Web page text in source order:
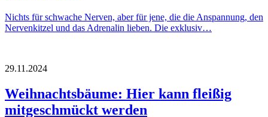
Nichts für schwache Nerven, aber für jene, die die Anspannung, den
Nervenkitzel und das Adrenalin lieben. Die exklusiv…
29.11.2024
Weihnachtsbäume: Hier kann fleißig
mitgeschmückt werden